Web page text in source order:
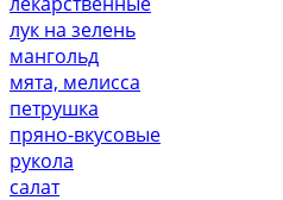
лук на зелень
мангольд
мята, мелисса
петрушка
пряно-вкусовые
рукола
салат